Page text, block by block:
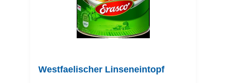
Westfaelischer Linseneintopf